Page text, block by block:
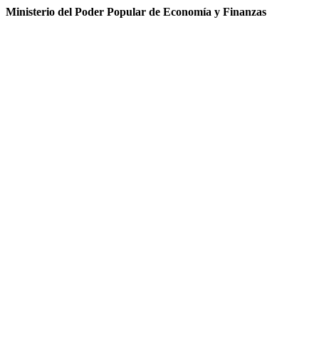
Ministerio del Poder Popular de Economía y Finanzas